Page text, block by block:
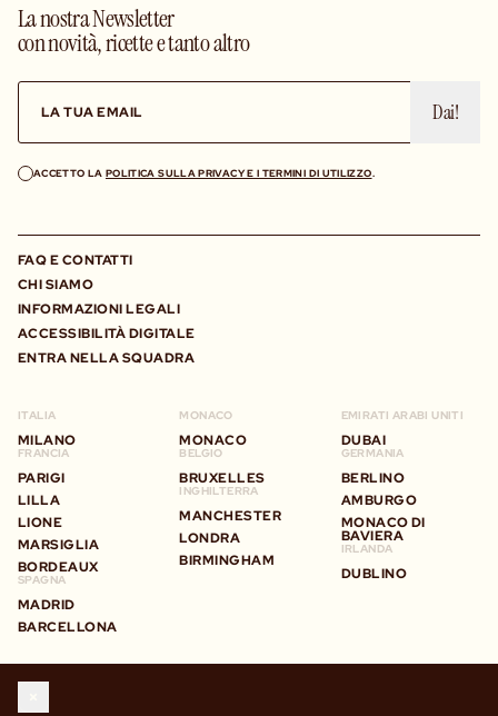
La nostra Newsletter
con novità, ricette e tanto altro
Dai!
ACCETTO LA POLITICA SULLA PRIVACY E I TERMINI DI UTILIZZO.
FAQ E CONTATTI
CHI SIAMO
INFORMAZIONI LEGALI
ACCESSIBILITÀ DIGITALE
ENTRA NELLA SQUADRA
ITALIA
MILANO
FRANCIA
PARIGI
LILLA
LIONE
MARSIGLIA
BORDEAUX
SPAGNA
MADRID
BARCELLONA
MONACO
MONACO
BELGIO
BRUXELLES
INGHILTERRA
MANCHESTER
LONDRA
BIRMINGHAM
EMIRATI ARABI UNITI
DUBAI
GERMANIA
BERLINO
AMBURGO
MONACO DI
BAVIERA
IRLANDA
DUBLINO
RIMANI IN CONTATTO